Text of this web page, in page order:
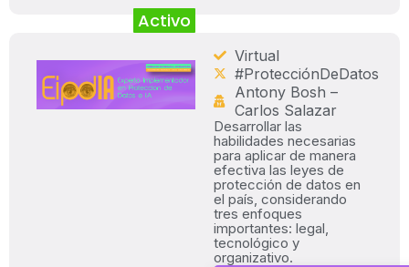
Activo
Virtual
#ProtecciónDeDatos
Antony Bosh –
Carlos Salazar
Desarrollar las
habilidades necesarias
para aplicar de manera
efectiva las leyes de
protección de datos en
el país, considerando
tres enfoques
importantes: legal,
tecnológico y
organizativo.